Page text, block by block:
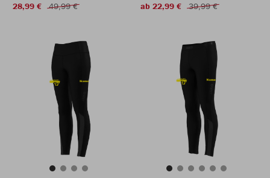
28,99 €
49,99 €
ab 22,99 €
39,99 €